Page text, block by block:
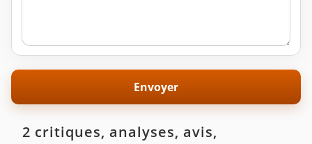
2 critiques, analyses, avis,